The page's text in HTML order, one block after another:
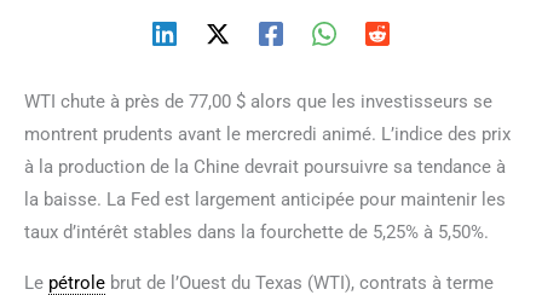
WTI chute à près de 77,00 $ alors que les investisseurs se
montrent prudents avant le mercredi animé. L’indice des prix
à la production de la Chine devrait poursuivre sa tendance à
la baisse. La Fed est largement anticipée pour maintenir les
taux d’intérêt stables dans la fourchette de 5,25% à 5,50%.
Le pétrole brut de l’Ouest du Texas (WTI), contrats à terme